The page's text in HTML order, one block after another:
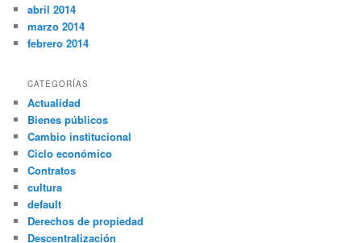
abril 2014
marzo 2014
febrero 2014
CATEGORÍAS
Actualidad
Bienes públicos
Cambio institucional
Ciclo económico
Contratos
cultura
default
Derechos de propiedad
Descentralización